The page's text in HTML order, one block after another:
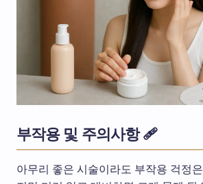
부작용 및 주의사항 🩹
아무리 좋은 시술이라도 부작용 걱정